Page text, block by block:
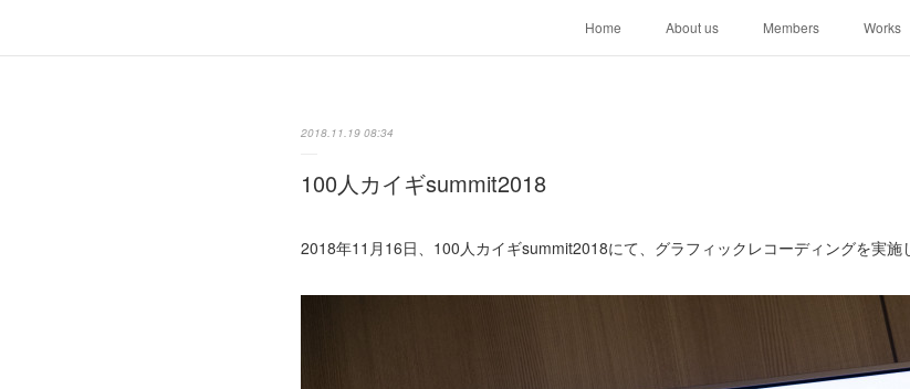
Home About us Members Works
2018.11.19 08:34
100人カイギsummit2018
2018年11月16日、100人カイギsummit2018にて、グラフィックレコーディングを実施